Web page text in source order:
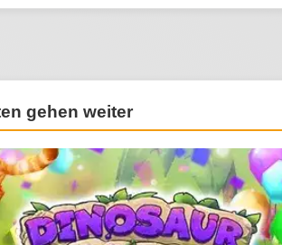
gehen weiter